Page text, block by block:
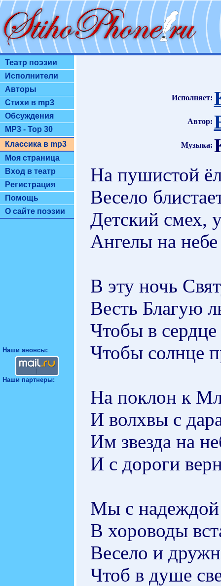
Театр поэзии
Исполнители
Авторы
Стихи в mp3
Обсуждения
MP3 - Top 30
Классика в mp3
Моя страница
Вход в театр
Регистрация
Помощь
О сайте поэзии
Наши анонсы:
Наши партнеры:
Исполняет:
Автор:
Музыка:
На пушистой
Весело
Детский смех,
Ангелы на
В эту ночь
Весть Благую
Чтобы в
Чтобы солнце
На поклон к
И волхвы с
Им звезда на
И с дороги
Мы с надеждой
В хороводы
Весело и
Чтоб в душе